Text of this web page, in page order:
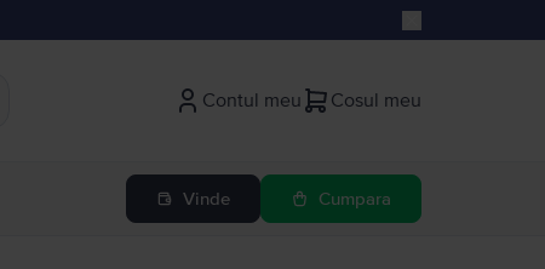
Contul meu Cosul meu
Vinde Cumpara